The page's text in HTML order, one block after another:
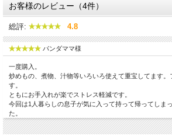
お客様のレビュー（4件）
総評: 4.8
パンダママ様
一度購入。
炒めもの、煮物、汁物等いろいろ使えて重宝してます
す。
ともにお手入れが楽でストレス軽減です。
今回は1人暮らしの息子が気に入って持って帰ってしま
た。